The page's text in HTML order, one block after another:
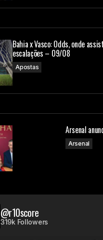
Bahia x Vasco: Odds, onde
escalações – 09/08
Apostas
Arsenal
Arsenal
@r10score
319k Followers